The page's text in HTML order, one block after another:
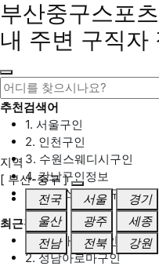
부산중구스포
내 주변 구직
추천검색어
1. 서울구인
2. 인천구인
3. 수원스웨디시구인
4. 강남구인정보
5. 동탄스웨디시구인
최근검색어
1. 일산마사지구인
2. 성남아로마구인
지역
[ 부산-중구 ]
전국
서울 경기
울산
광주 세종
전남
전북 강원